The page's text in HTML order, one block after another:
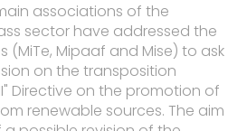
associations of the
sector have addressed the
(MiTe, Mipaaf and Mise) to ask
on the transposition
Directive on the promotion of
renewable sources. The aim